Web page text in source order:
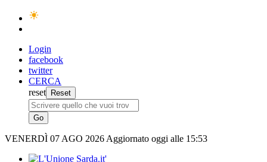
Login
facebook
twitter
CERCA
reset
VENERDÌ 07 AGO 2026 Aggiornato oggi alle 15:53